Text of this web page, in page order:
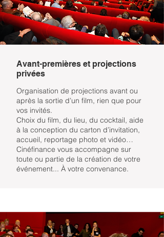
Avant-premières et projections
privées
Organisation de projections avant ou
après la sortie d’un film, rien que pour
vos invités.
Choix du film, du lieu, du cocktail, aide
à la conception du carton d’invitation,
accueil, reportage photo et vidéo…
Cinéfinance vous accompagne sur
toute ou partie de la création de votre
événement... À votre convenance.